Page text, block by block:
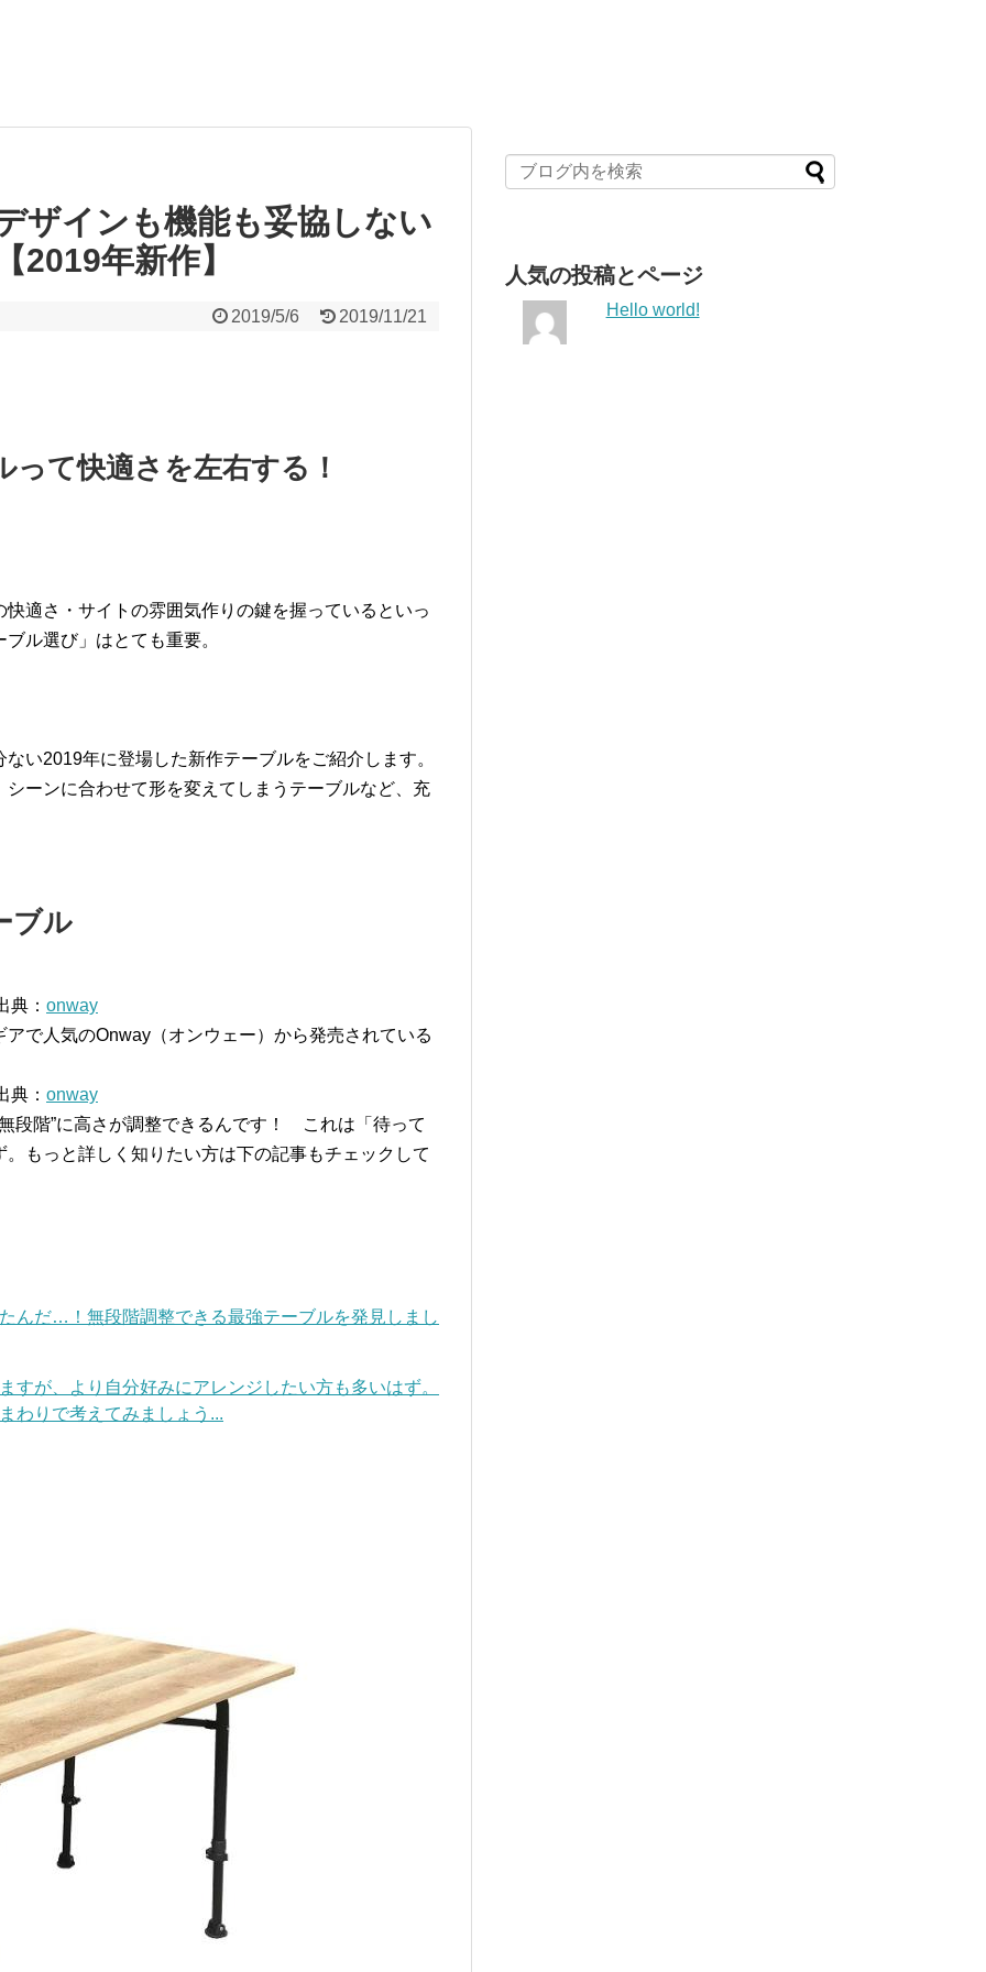
ザインも機能も妥協しない
2019年新作】
2019/5/6 2019/11/21
て快適さを左右する！
適さ・サイトの雰囲気作りの鍵を握っているといっ
ル選び」はとても重要。
い2019年に登場した新作テーブルをご紹介します。
ーンに合わせて形を変えてしまうテーブルなど、充
ブル
典： onway
で人気のOnway（オンウェー）から発売されている
典： onway
段階”に高さが調整できるんです！ これは「待って
もっと詳しく知りたい方は下の記事もチェックして
んだ…！無段階調整できる最強テーブルを発見しまし
すが、より自分好みにアレンジしたい方も多いはず。
わりで考えてみましょう...
人気の投稿とページ
Hello world!